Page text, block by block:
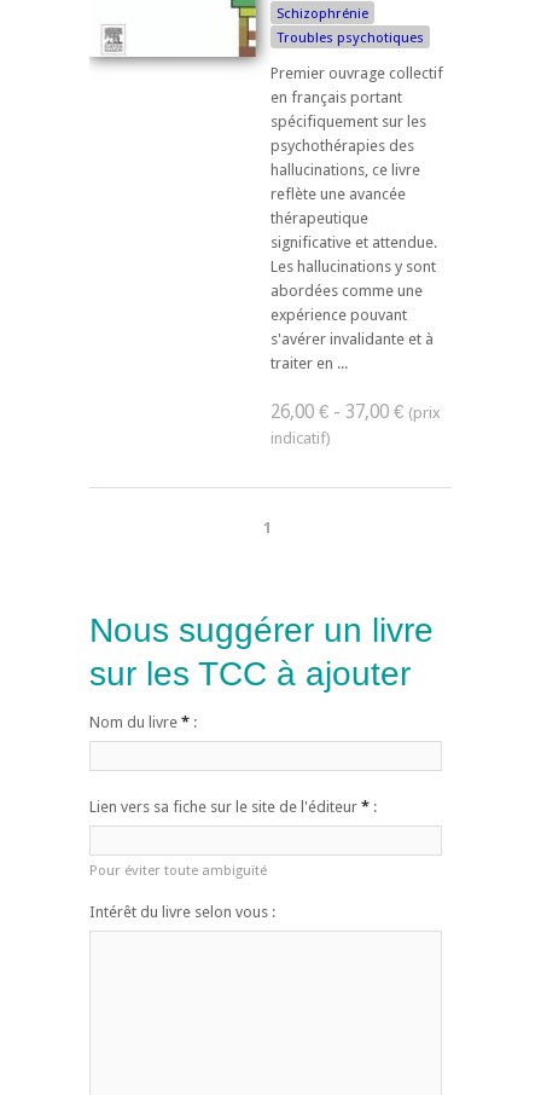
Schizophrénie
Troubles psychotiques
Premier ouvrage collectif
en français portant
spécifiquement sur les
psychothérapies des
hallucinations, ce livre
reflète une avancée
thérapeutique
significative et attendue.
Les hallucinations y sont
abordées comme une
expérience pouvant
s'avérer invalidante et à
traiter en ...
26,00 € - 37,00 €
1
Nous suggérer un livre
sur les TCC à ajouter
Nom du livre * :
Lien vers sa fiche sur le site de l'éditeur * :
Pour éviter toute ambiguïté
Intérêt du livre selon vous :